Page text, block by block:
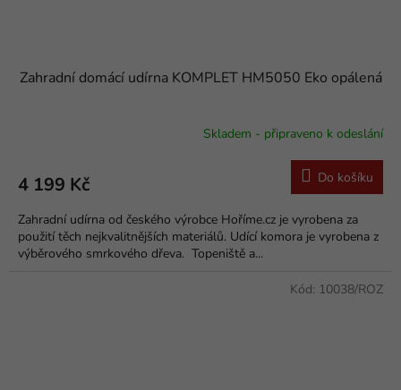
Zahradní domácí udírna KOMPLET HM5050 Eko opálená
Skladem - připraveno k odeslání
4 199 Kč Do košíku
Zahradní udírna od českého výrobce Hoříme.cz je vyrobena za
použití těch nejkvalitnějších materiálů. Udící komora je vyrobena z
výběrového smrkového dřeva. Topeniště a...
Kód: 10038/ROZ